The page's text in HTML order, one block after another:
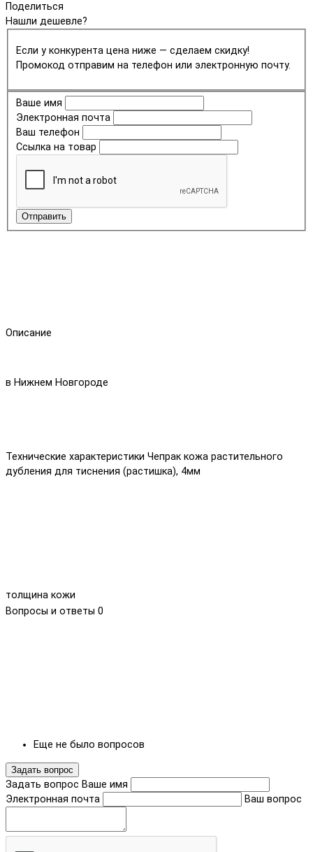
Поделиться
Нашли дешевле?
Если у конкурента цена ниже — сделаем скидку!
Промокод отправим на телефон или электронную почту.
Ваше имя
Электронная почта
Ваш телефон
Ссылка на товар
Отправить
Описание
в Нижнем Новгороде
Технические характеристики Чепрак кожа растительного
дубления для тиснения (растишка), 4мм
толщина кожи
Вопросы и ответы 0
Еще не было вопросов
Задать вопрос
Задать вопрос Ваше имя
Электронная почта
Ваш вопрос